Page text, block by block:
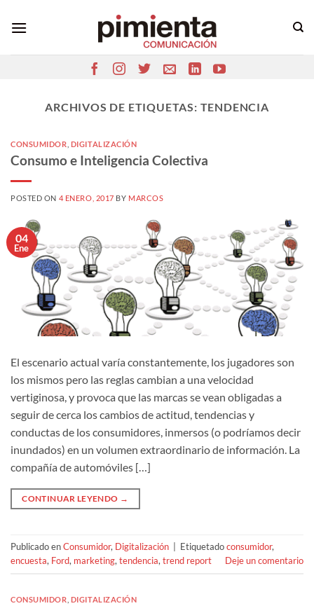
ARCHIVOS DE ETIQUETAS: TENDENCIA
CONSUMIDOR DIGITALIZACIÓN
Consumo e Inteligencia Colectiva
POSTED ON 4 ENERO, 2017 BY MARCOS
04
Ene
El escenario actual varía constantemente, los jugadores son
los mismos pero las reglas cambian a una velocidad
vertiginosa, y provoca que las marcas se vean obligadas a
seguir de cerca los cambios de actitud, tendencias y
conductas de los consumidores, inmersos (o podríamos decir
inundados) en un volumen extraordinario de información. La
compañía de automóviles […]
CONTINUAR LEYENDO →
Publicado enConsumidor, Digitalización Etiquetadoconsumidor,
encuesta, Ford, marketing, tendencia, trend report Deje un comentario
CONSUMIDOR DIGITALIZACIÓN